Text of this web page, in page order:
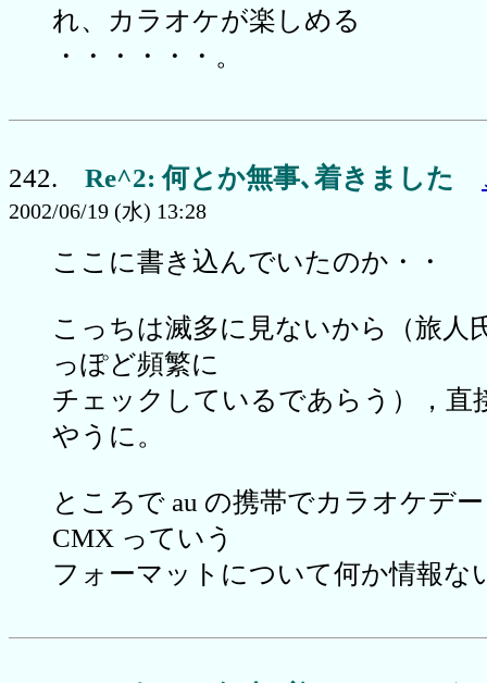
れ、カラオケが楽しめる
・・・・・・。
242. Re^2: 何とか無事､着きました
2002/06/19 (水) 13:28
ここに書き込んでいたのか・・
こっちは滅多に見ないから（旅人
っぽど頻繁に
チェックしているであらう），直
やうに。
ところで au の携帯でカラオケデ
CMX っていう
フォーマットについて何か情報な